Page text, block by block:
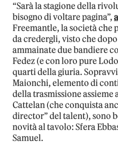
“Sarà la stagione della
bisogno di voltare pagina”,
Freemantle, la società che
da credergli, visto che
ammainate due bandiere
Fedez (e con loro pure
quarti della giuria.
Maionchi, elemento di
della trasmissione
Cattelan (che conquista
director” del talent), sono
novità al tavolo: Sfera
Samuel.